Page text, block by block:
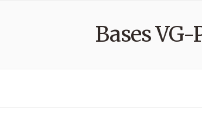
Bases VG-